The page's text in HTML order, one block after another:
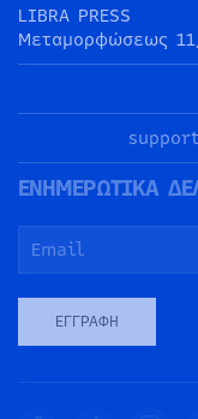
LIBRA PRESS
Μεταμορφώσεως
ΕΝΗΜΕΡΩΤΙΚΑ
ΕΓΓΡΑΦΉ